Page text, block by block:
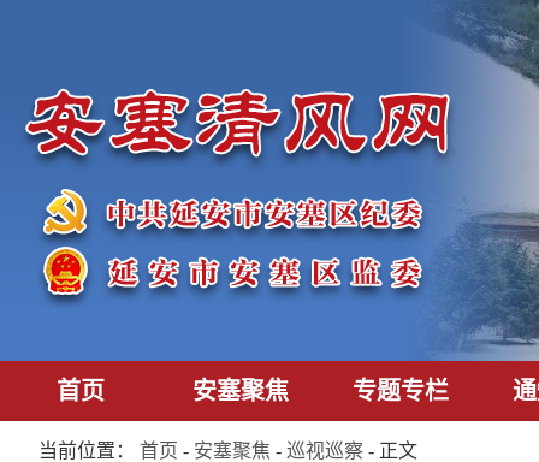
首页 安塞聚焦 专题专栏
当前位置： 首页 - 安塞聚焦 - 巡视巡察 - 正文